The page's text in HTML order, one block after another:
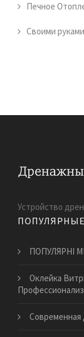
Печное
Своими руками
Устройство
ПОПУЛЯРНІ
Оклейка
Современная